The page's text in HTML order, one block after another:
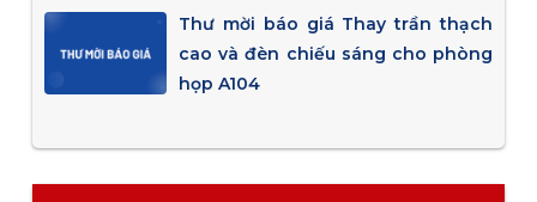
Thư mời báo giá Thay trần thạch
cao và đèn chiếu sáng cho phòng
họp A104